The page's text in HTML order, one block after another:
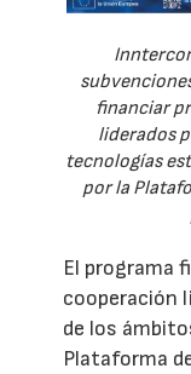
financiar
liderados
tecnologías
por la
El programa
cooperación
de los
Plataforma